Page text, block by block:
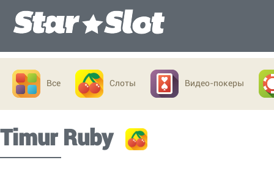
Все Слоты Видео-покеры
Timur Ruby